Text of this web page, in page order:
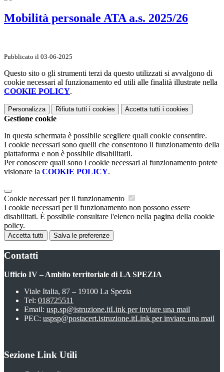
Mobilità personale ATA a.s. 2025/26
Pubblicato il 03-06-2025
Questo sito o gli strumenti terzi da questo utilizzati si avvalgono di
cookie necessari al funzionamento ed utili alle finalità illustrate nella
COOKIE POLICY.
Personalizza Rifiuta tutti i cookies Accetta tutti i cookies
Gestione cookie
In questa schermata è possibile scegliere quali cookie consentire.
I cookie necessari sono quelli che consentono il funzionamento della
piattaforma e non è possibile disabilitarli.
Per conoscere quali sono i cookie necessari al funzionamento potete
visionare la COOKIE POLICY.
Cookie necessari per il funzionamento
I cookie necessari per il funzionamento non possono essere
disabilitati. È possibile consultare l'elenco nella pagina della cookie
policy.
Accetta tutti Salva le preferenze
Contatti
Ufficio IV – Ambito territoriale di LA SPEZIA
Viale Italia, 87 – 19100 La Spezia
Tel: 018725511
Email: usp.sp@istruzione.itLink per inviare una mail
PEC: uspsp@postacert.istruzione.itLink per inviare una mail
Sezione Link Utili